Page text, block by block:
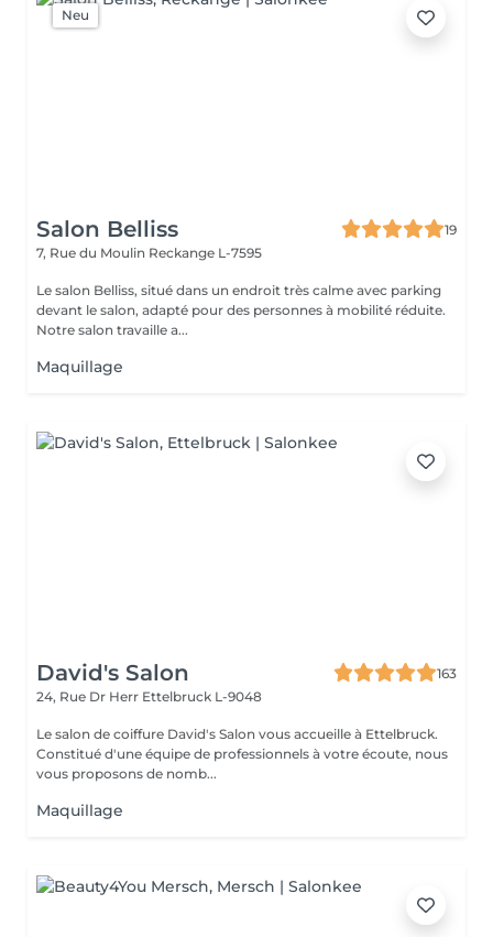
Neu
Salon Belliss
19
7, Rue du Moulin Reckange L-7595
Le salon Belliss, situé dans un endroit très calme avec parking
devant le salon, adapté pour des personnes à mobilité réduite.
Notre salon travaille a...
Maquillage
David's Salon
163
24, Rue Dr Herr Ettelbruck L-9048
Le salon de coiffure David's Salon vous accueille à Ettelbruck.
Constitué d'une équipe de professionnels à votre écoute, nous
vous proposons de nomb...
Maquillage